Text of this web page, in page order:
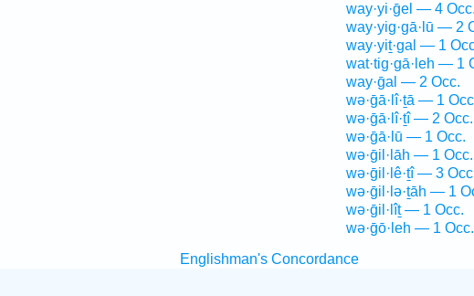
way·yi·ḡel — 4 Occ.
way·yig·gā·lū — 2
way·yiṯ·gal — 1
wat·tig·gā·leh — 1
way·ḡal — 2 Occ.
wə·ḡā·lî·ṯā — 1
wə·ḡā·lî·ṯî — 2 Occ.
wə·ḡā·lū — 1 Occ.
wə·ḡil·lāh — 1 Occ.
wə·ḡil·lê·ṯî — 3
wə·ḡil·lə·ṯāh — 1
wə·ḡil·lîṯ — 1 Occ.
wə·ḡō·leh — 1 Occ.
Englishman's Concordance